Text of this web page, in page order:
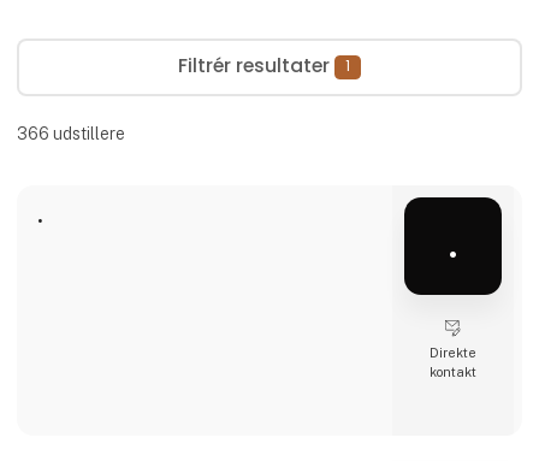
Filtrér resultater 1
366 udstillere
.
.
Direkte
kontakt